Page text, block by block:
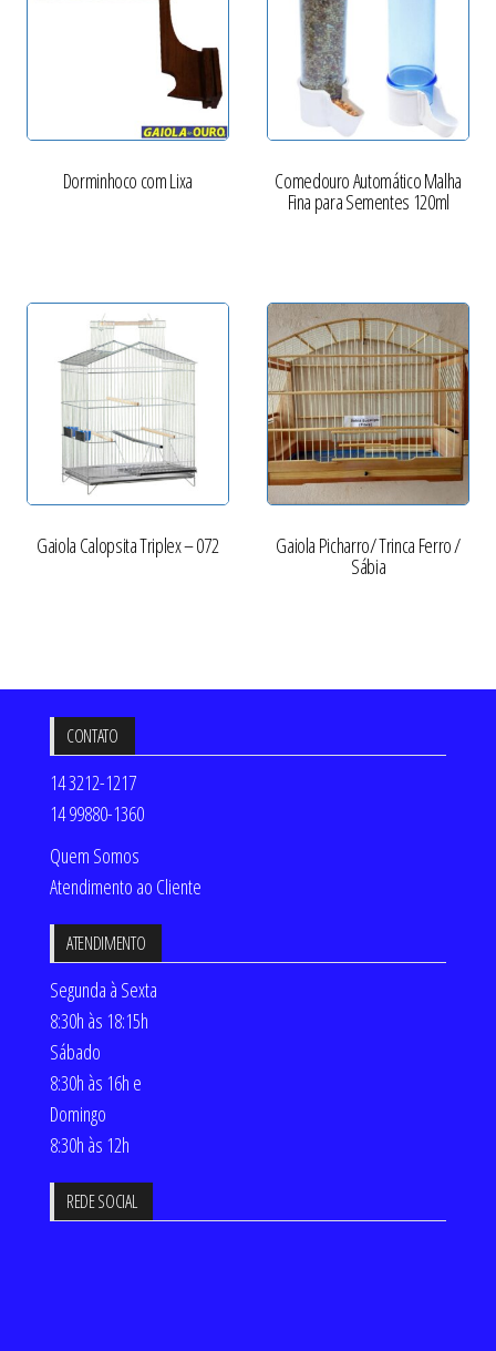
Dorminhoco com Lixa Comedouro Automático Malha
Fina para Sementes 120ml
Gaiola Calopsita Triplex – 072 Gaiola Picharro/ Trinca Ferro /
Sábia
CONTATO
14 3212-1217
14 99880-1360
Quem Somos
Atendimento ao Cliente
ATENDIMENTO
Segunda à Sexta
8:30h às 18:15h
Sábado
8:30h às 16h e
Domingo
8:30h às 12h
REDE SOCIAL